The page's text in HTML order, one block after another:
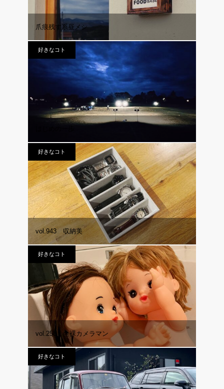
爪痕残す系昼メシ
好きなコト
好きなコト
vol.943 収納美
好きなコト
vol.258 全裸カメラマン
好きなコト